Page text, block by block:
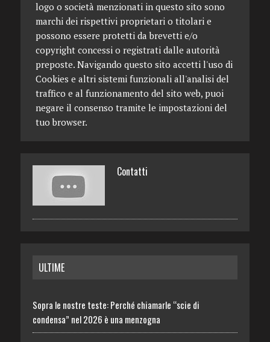
logo o società menzionati in questo sito sono
marchi dei rispettivi proprietari o titolari e
possono essere protetti da brevetti e/o
copyright concessi o registrati dalle autorità
preposte. Navigando questo sito accetti l'uso di
Cookies e altri sistemi funzionali all'analisi del
traffico e al funzionamento del sito web, puoi
negare il consenso tramite le impostazioni del
tuo browser.
Contatti
ULTIME
Sopra le nostre teste: Perché chiamarle “scie di
condensa” nel 2026 è una menzogna